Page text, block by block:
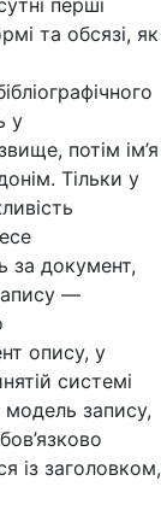
перші
та обсязі, як
у
потім ім’я
Тільки у
за документ,
—
опису, у
системі
модель запису,
із заголовком,